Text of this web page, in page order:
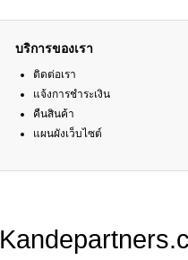
บริการของเรา
ติดต่อเรา
แจ้งการชำระเงิน
คืนสินค้า
แผนผังเว็บไซต์